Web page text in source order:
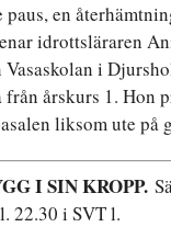
paus, en
idrottsläraren
i
årskurs 1. Hon
liksom ute på
I SIN KROPP.
22.30 i SVT l.